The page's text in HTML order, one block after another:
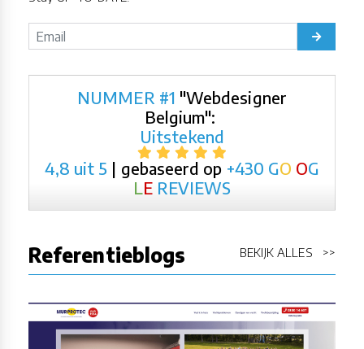
NUMMER #1 "Webdesigner
Belgium":
Uitstekend
4,8 uit 5 | gebaseerd op +430 GO OG
L E REVIEWS
Referentieblogs BEKIJK ALLES >>